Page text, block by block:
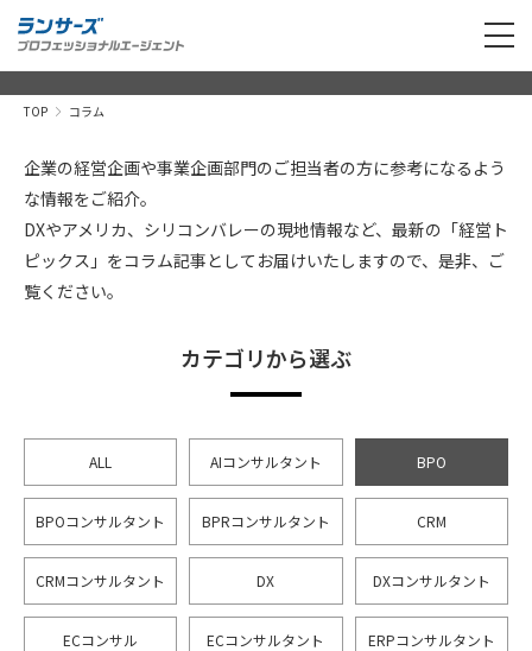
TOP コラム
企業の経営企画や事業企画部門のご担当者の方に参考になるよう
な情報をご紹介。
DXやアメリカ、シリコンバレーの現地情報など、最新の「経営ト
ピックス」をコラム記事としてお届けいたしますので、是非、ご
覧ください。
カテゴリから選ぶ
ALL AIコンサルタント BPO
BPOコンサルタント BPRコンサルタント CRM
CRMコンサルタント DX DXコンサルタント
ECコンサル ECコンサルタント ERPコンサルタント